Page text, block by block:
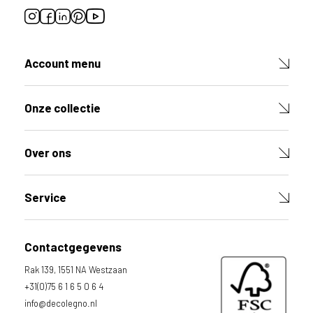
Account menu
Onze collectie
Over ons
Service
Contactgegevens
Rak 139, 1551 NA Westzaan
+31(0)75 6 1 6 5 0 6 4
info@decolegno.nl